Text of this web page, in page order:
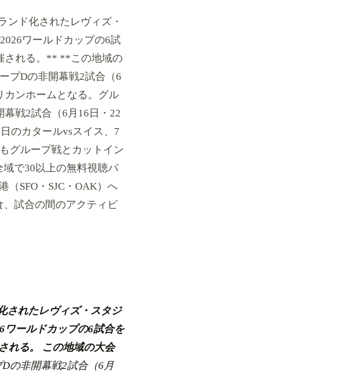
ド化されたレヴィズ・
ワールドカップの6試
される。** **この地域の
プDの非開幕戦2試合（6
カンホームとなる。グル
戦2試合（6月16日・22
のカタールvsスイス、7
グループ戦とカットイン
で30以上の無料視聴パ
（SFO・SJC・OAK）へ
試合の間のアクティビ
されたレヴィズ・スタジ
ワールドカップの6試合を
れる。
この地域の大会
の非開幕戦2試合（6月